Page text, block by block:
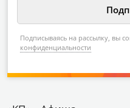
Подписываясь на рассылку, вы
конфиденциальности